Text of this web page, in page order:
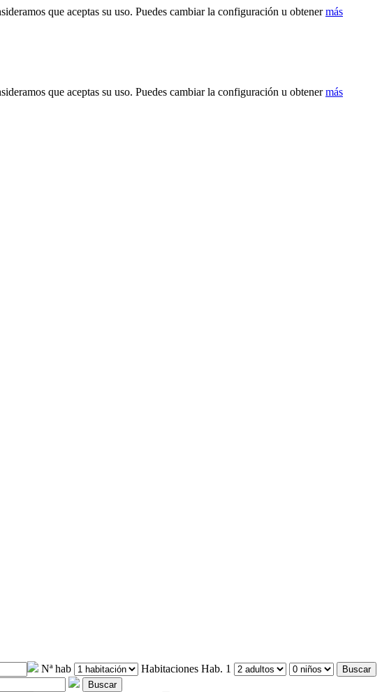
que aceptas su uso. Puedes cambiar la configuración u obtenermás
que aceptas su uso. Puedes cambiar la configuración u obtenermás
Nª hab Habitaciones Hab. 1 Buscar
Buscar